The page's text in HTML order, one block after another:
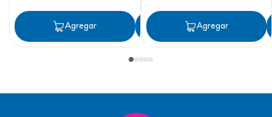
Agregar Agregar
Agregar